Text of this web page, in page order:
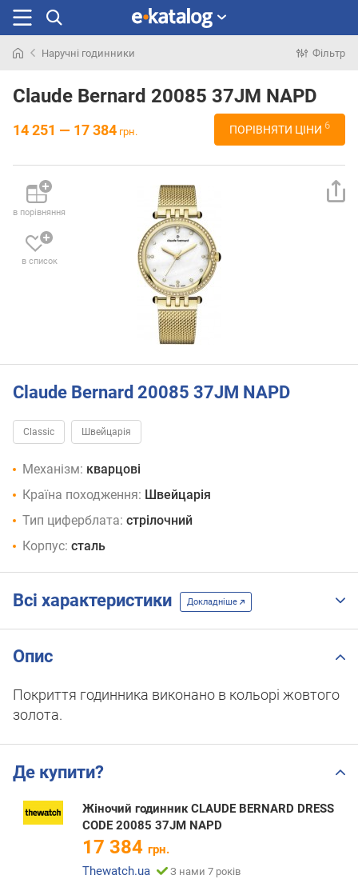
раніше
Наручні годинники Фільтр
Claude Bernard 20085 37JM NAPD
14 251 — 17 384 грн. ПОРІВНЯТИ ЦІНИ 6
в порівняння
в список
Claude Bernard 20085 37JM NAPD
Classic Швейцарія
Механізм: кварцові
Країна походження: Швейцарія
Тип циферблата: стрілочний
Корпус: сталь
Всі характеристики Докладніше
Опис
Покриття годинника виконано в кольорі жовтого
золота.
Де купити?
Жіночий годинник CLAUDE BERNARD DRESS
CODE 20085 37JM NAPD
17 384 грн.
Thewatch.ua
З нами 7 років